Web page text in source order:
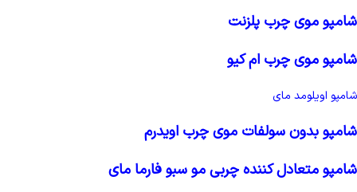
شامپو موی چرب پلزنت
شامپو موی چرب ام کیو
شامپو اویلومد مای
شامپو بدون سولفات موی چرب اویدرم
شامپو متعادل کننده چربی مو سبو فارما مای